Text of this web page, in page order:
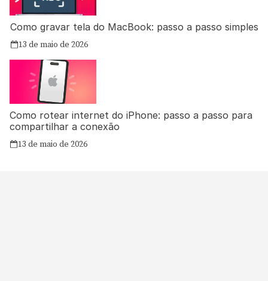
Como gravar tela do MacBook: passo a passo simples
13 de maio de 2026
Como rotear internet do iPhone: passo a passo para
compartilhar a conexão
13 de maio de 2026